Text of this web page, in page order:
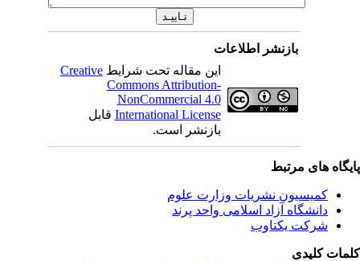
اطلاعات
این مقاله تحت شرایطCreative
Commons Attribution-
NonCommercial 4.0
International Licenseقابل
نشریات وزارت علوم
اسلامی واحد پرند